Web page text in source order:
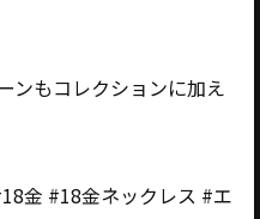
ンもコレクションに加え
金 #18金ネックレス #エ